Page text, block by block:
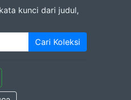
kunci dari judul,
Cari Koleksi